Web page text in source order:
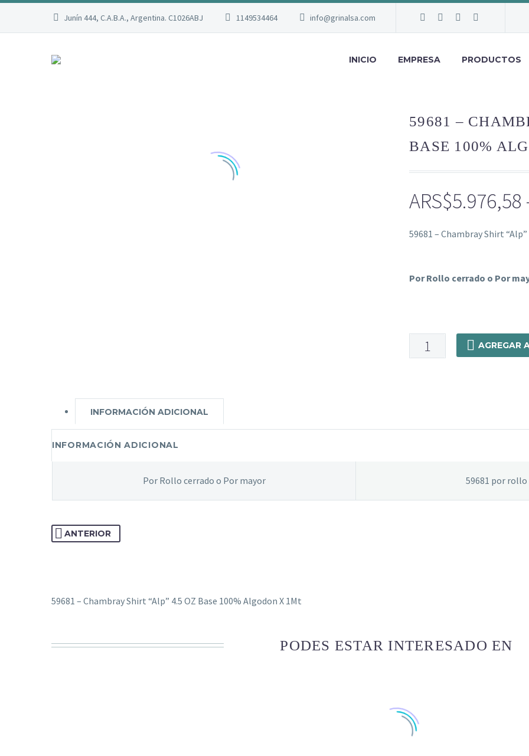
Junín 444, C.A.B.A., Argentina. C1026ABJ 1149534464 info@grinalsa.com
INICIO EMPRESA PRODUCTOS
59681 –
BASE 100%
ARS$5.976,58
59681 – Chambray Shirt
Por Rollo cerrado o Por
59681
-
OZ
AGREGAR
INFORMACIÓN ADICIONAL
INFORMACIÓN ADICIONAL
Por Rollo cerrado o Por mayor 59681 por rollo
ANTERIOR
59681 – Chambray Shirt “Alp” 4.5 OZ Base 100% Algodon X 1Mt
PODES ESTAR INTERESADO EN